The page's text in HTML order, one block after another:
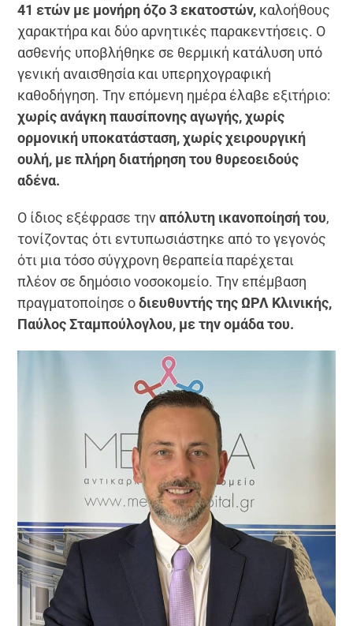
41 ετών με μονήρη όζο 3 εκατοστών, καλοήθους
χαρακτήρα και δύο αρνητικές παρακεντήσεις. Ο
ασθενής υποβλήθηκε σε θερμική κατάλυση υπό
γενική αναισθησία και υπερηχογραφική
καθοδήγηση. Την επόμενη ημέρα έλαβε εξιτήριο:
χωρίς ανάγκη παυσίπονης αγωγής, χωρίς
ορμονική υποκατάσταση, χωρίς χειρουργική
ουλή, με πλήρη διατήρηση του θυρεοειδούς
αδένα.
Ο ίδιος εξέφρασε τηναπόλυτη ικανοποίησή του,
τονίζοντας ότι εντυπωσιάστηκε από το γεγονός
ότι μια τόσο σύγχρονη θεραπεία παρέχεται
πλέον σε δημόσιο νοσοκομείο. Την επέμβαση
πραγματοποίησε οδιευθυντής της ΩΡΛ Κλινικής,
Παύλος Σταμπούλογλου, με την ομάδα του.